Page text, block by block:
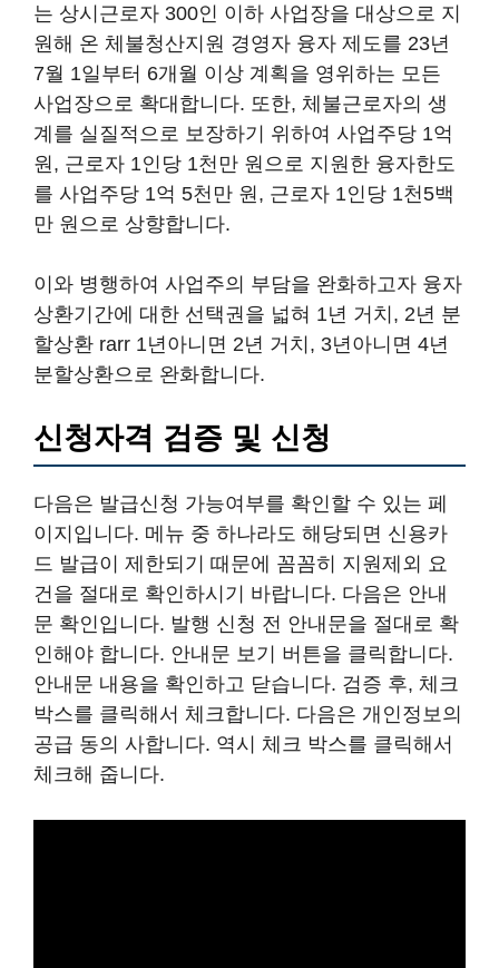
는 상시근로자 300인 이하 사업장을 대상으로 지
원해 온 체불청산지원 경영자 융자 제도를 23년
7월 1일부터 6개월 이상 계획을 영위하는 모든
사업장으로 확대합니다. 또한, 체불근로자의 생
계를 실질적으로 보장하기 위하여 사업주당 1억
원, 근로자 1인당 1천만 원으로 지원한 융자한도
를 사업주당 1억 5천만 원, 근로자 1인당 1천5백
만 원으로 상향합니다.
이와 병행하여 사업주의 부담을 완화하고자 융자
상환기간에 대한 선택권을 넓혀 1년 거치, 2년 분
할상환 rarr 1년아니면 2년 거치, 3년아니면 4년
분할상환으로 완화합니다.
신청자격 검증 및 신청
다음은 발급신청 가능여부를 확인할 수 있는 페
이지입니다. 메뉴 중 하나라도 해당되면 신용카
드 발급이 제한되기 때문에 꼼꼼히 지원제외 요
건을 절대로 확인하시기 바랍니다. 다음은 안내
문 확인입니다. 발행 신청 전 안내문을 절대로 확
인해야 합니다. 안내문 보기 버튼을 클릭합니다.
안내문 내용을 확인하고 닫습니다. 검증 후, 체크
박스를 클릭해서 체크합니다. 다음은 개인정보의
공급 동의 사합니다. 역시 체크 박스를 클릭해서
체크해 줍니다.